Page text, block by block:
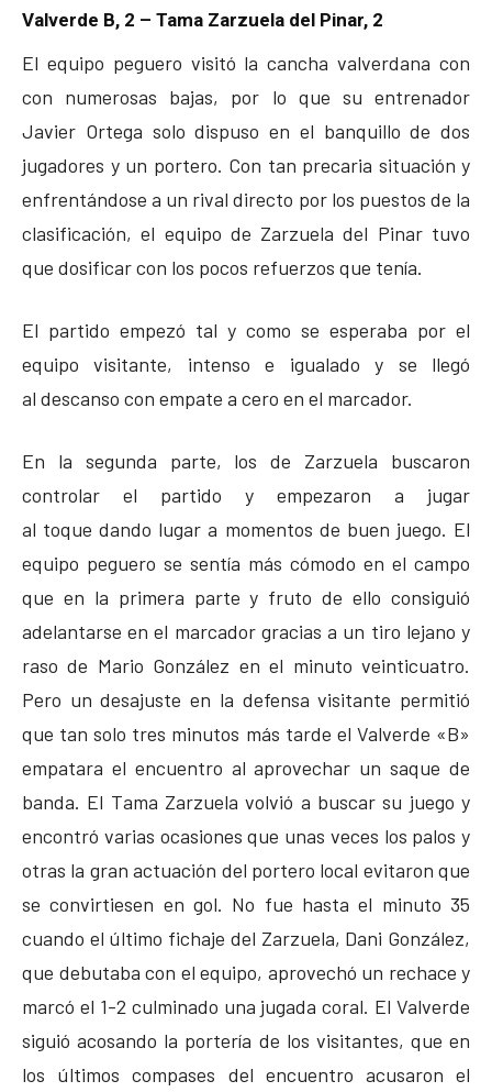
Valverde B, 2 – Tama Zarzuela del Pinar, 2
El equipo peguero visitó la cancha valverdana con
con numerosas bajas, por lo que su entrenador
Javier Ortega solo dispuso en el banquillo de dos
jugadores y un portero. Con tan precaria situación y
enfrentándose a un rival directo por los puestos de la
clasificación, el equipo de Zarzuela del Pinar tuvo
que dosificar con los pocos refuerzos que tenía.
El partido empezó tal y como se esperaba por el
equipo visitante, intenso e igualado y se llegó
al descanso con empate a cero en el marcador.
En la segunda parte, los de Zarzuela buscaron
controlar el partido y empezaron a jugar
al toque dando lugar a momentos de buen juego. El
equipo peguero se sentía más cómodo en el campo
que en la primera parte y fruto de ello consiguió
adelantarse en el marcador gracias a un tiro lejano y
raso de Mario González en el minuto veinticuatro.
Pero un desajuste en la defensa visitante permitió
que tan solo tres minutos más tarde el Valverde «B»
empatara el encuentro al aprovechar un saque de
banda. El Tama Zarzuela volvió a buscar su juego y
encontró varias ocasiones que unas veces los palos y
otras la gran actuación del portero local evitaron que
se convirtiesen en gol. No fue hasta el minuto 35
cuando el último fichaje del Zarzuela, Dani González,
que debutaba con el equipo, aprovechó un rechace y
marcó el 1-2 culminado una jugada coral. El Valverde
siguió acosando la portería de los visitantes, que en
los últimos compases del encuentro acusaron el